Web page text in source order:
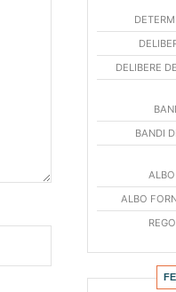
DELIBERE
BANDI
ALBO